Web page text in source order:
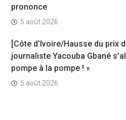
prononce
5 août 2026
[Côte d’Ivoire/Hausse du prix
journaliste Yacouba Gbané
pompe à la pompe ! »
5 août 2026